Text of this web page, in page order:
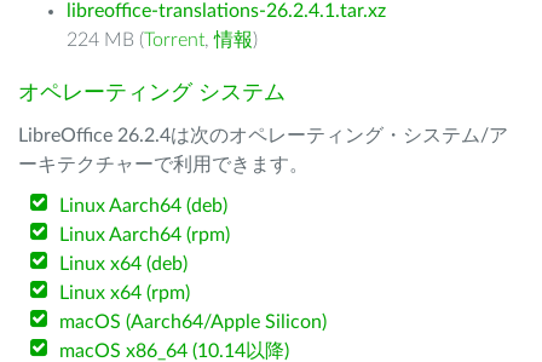
libreoffice-translations-26.2.4.1.tar.xz
224 MB (Torrent,情報)
オペレーティング システム
LibreOffice 26.2.4は次のオペレーティング・システム/ア
ーキテクチャーで利用できます。
Linux Aarch64 (deb)
Linux Aarch64 (rpm)
Linux x64 (deb)
Linux x64 (rpm)
macOS (Aarch64/Apple Silicon)
macOS x86_64 (10.14以降)